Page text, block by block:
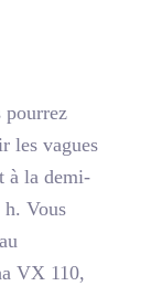
pourrez
les vagues
à la demi-
h. Vous
VX 110,